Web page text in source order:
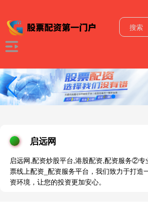
启远网
启远网,配资炒股平台,港股配资,配资服务②专
票线上配资_配资服务平台，我们致力于打造
资环境，让您的投资更加安心。